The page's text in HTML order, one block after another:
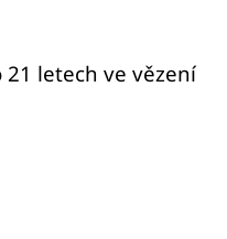
letech ve vězení